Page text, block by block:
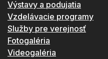
Výstavy a podujatia
Vzdelávacie programy
Služby pre verejnosť
Fotogaléria
Videogaléria